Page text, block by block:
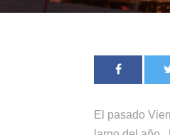
El pasado